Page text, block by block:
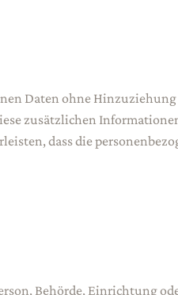
Daten ohne
zusätzlichen
dass die
Behörde, Einrichtung